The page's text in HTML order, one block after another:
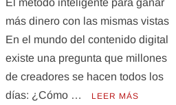
más dinero con las mismas vistas
En el mundo del contenido digital
existe una pregunta que millones
de creadores se hacen todos los
días: ¿Cómo …
LEER MÁS